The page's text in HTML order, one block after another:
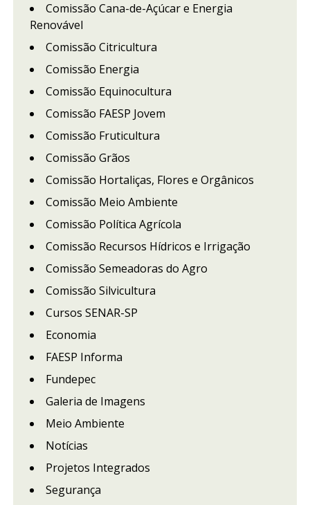
Comissão Cana-de-Açúcar e Energia
Renovável
Comissão Citricultura
Comissão Energia
Comissão Equinocultura
Comissão FAESP Jovem
Comissão Fruticultura
Comissão Grãos
Comissão Hortaliças, Flores e Orgânicos
Comissão Meio Ambiente
Comissão Política Agrícola
Comissão Recursos Hídricos e Irrigação
Comissão Semeadoras do Agro
Comissão Silvicultura
Cursos SENAR-SP
Economia
FAESP Informa
Fundepec
Galeria de Imagens
Meio Ambiente
Notícias
Projetos Integrados
Segurança